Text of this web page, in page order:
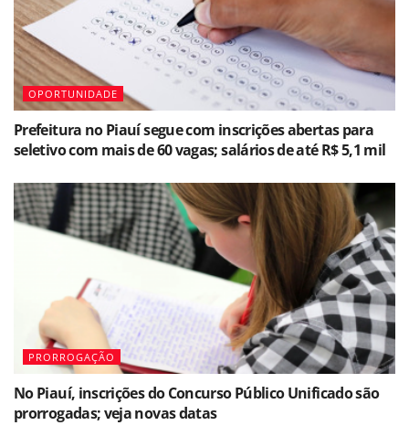
OPORTUNIDADE
Prefeitura no Piauí segue com inscrições abertas para
seletivo com mais de 60 vagas; salários de até R$ 5,1 mil
PRORROGAÇÃO
No Piauí, inscrições do Concurso Público Unificado são
prorrogadas; veja novas datas